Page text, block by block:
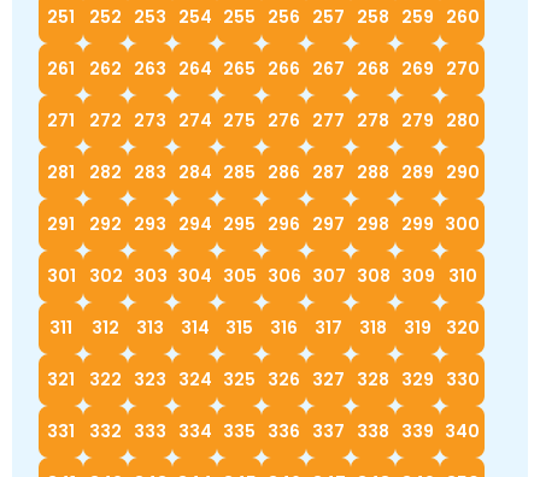
251 252 253 254 255 256 257 258 259 260
261 262 263 264 265 266 267 268 269 270
271 272 273 274 275 276 277 278 279 280
281 282 283 284 285 286 287 288 289 290
291 292 293 294 295 296 297 298 299 300
301 302 303 304 305 306 307 308 309 310
311 312 313 314 315 316 317 318 319 320
321 322 323 324 325 326 327 328 329 330
331 332 333 334 335 336 337 338 339 340